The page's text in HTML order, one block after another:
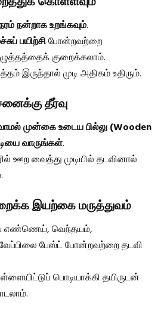
நன்றாக உறங்கவும்.
பயிற்சிபோன்றவற்றை
குறைக்கலாம்.
இருந்தால் முடி அதிகம் உதிரும்.
தீர்வு
முன்கை உடைய பில்லு (Wooden
வாருங்கள்.
ஊற வைத்து முடியில் தடவினால்
இயற்கை மருத்துவம்
எண்ணெய், வெந்தயம்,
பேஸ்ட் போன்றவற்றை தடவி
பொடியாக்கி தயிருடன்